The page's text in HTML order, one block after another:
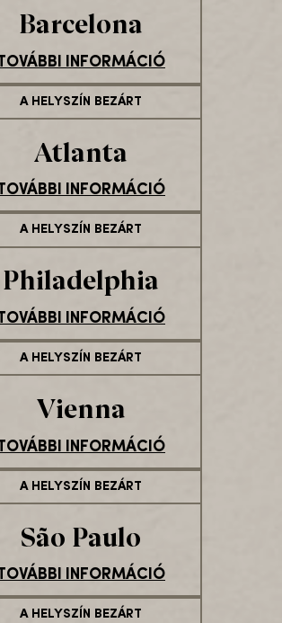
Barcelona
INFORMÁCIÓ
A HELYSZÍN BEZÁRT
Atlanta
INFORMÁCIÓ
A HELYSZÍN BEZÁRT
Philadelphia
INFORMÁCIÓ
A HELYSZÍN BEZÁRT
Vienna
INFORMÁCIÓ
A HELYSZÍN BEZÁRT
São Paulo
INFORMÁCIÓ
A HELYSZÍN BEZÁRT